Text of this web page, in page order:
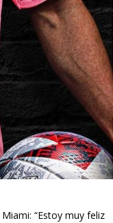
“Estoy muy feliz